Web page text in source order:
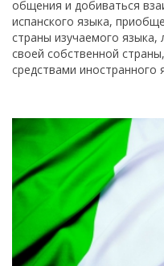
общения и добиваться
испанского языка,
страны изучаемого языка,
своей собственной
средствами иностранного